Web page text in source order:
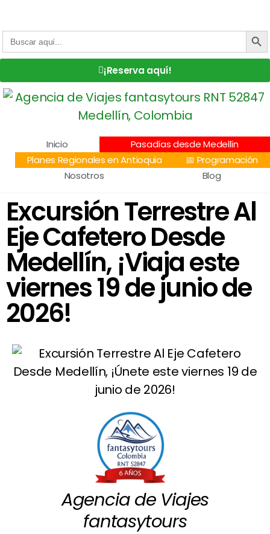
Buscar: BOTÓN
¡Reserva aquí!
Inicio
Pasadías desde Medellín
Planes Regionales en Antioquia
📅 Programación
Nosotros
Blog
Excursión Terrestre Al
Eje Cafetero Desde
Medellín, ¡Viaja este
viernes 19 de junio de
2026!
Agencia de Viajes
fantasytours